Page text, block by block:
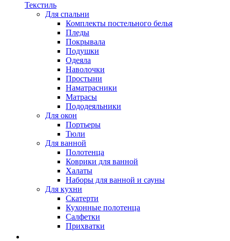
Текстиль
Для спальни
Комплекты постельного белья
Пледы
Покрывала
Подушки
Одеяла
Наволочки
Простыни
Наматрасники
Матрасы
Пододеяльники
Для окон
Портьеры
Тюли
Для ванной
Полотенца
Коврики для ванной
Халаты
Наборы для ванной и сауны
Для кухни
Скатерти
Кухонные полотенца
Салфетки
Прихватки